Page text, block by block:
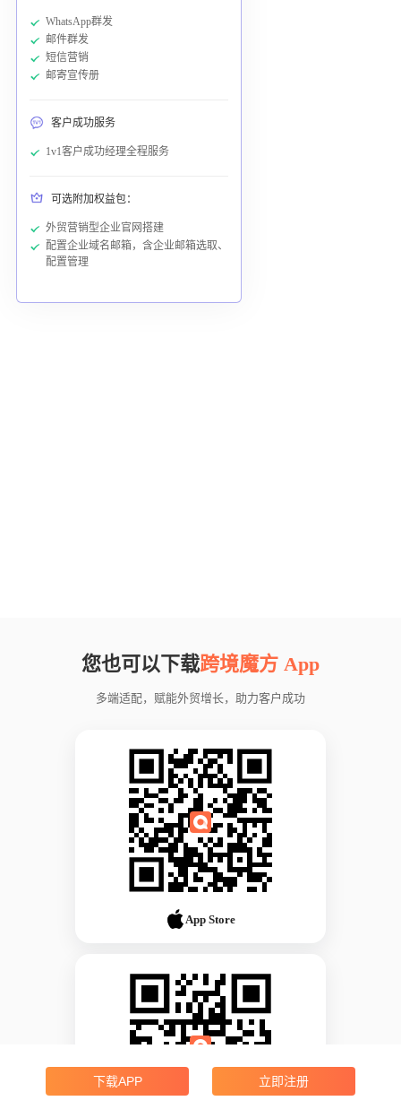
WhatsApp群发
邮件群发
短信营销
邮寄宣传册
客户成功服务
1v1客户成功经理全程服务
可选附加权益包：
外贸营销型企业官网搭建
配置企业域名邮箱，含企业邮箱选取、
配置管理
您也可以下载跨境魔方 App
多端适配，赋能外贸增长，助力客户成功
App Store
下载APP 立即注册